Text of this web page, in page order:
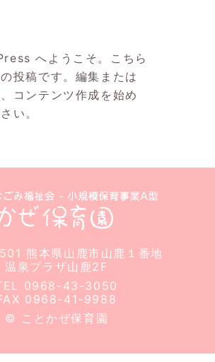
へようこそ。こちら
投稿です。編集または
コンテンツ作成を始め
い。
熊本県山鹿市山鹿１番地
温泉プラザ山鹿2F
0968-43-3050
0968-41-9988
© ことかぜ保育園